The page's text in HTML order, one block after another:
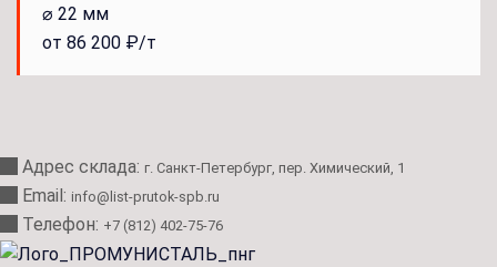
⌀ 22 мм
от 86 200 ₽/т
Адрес склада: г. Санкт-Петербург, пер. Химический, 1
Email: info@list-prutok-spb.ru
Телефон: +7 (812) 402-75-76